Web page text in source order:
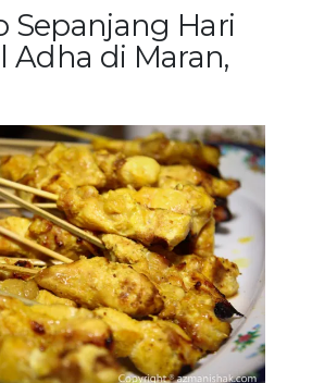
Sepanjang Hari
Adha di Maran,